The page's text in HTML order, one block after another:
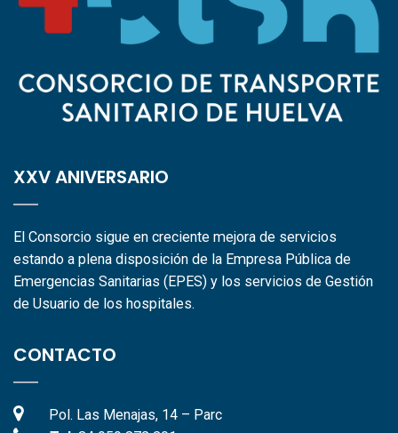
XXV ANIVERSARIO
El Consorcio sigue en creciente mejora de servicios
estando a plena disposición de la Empresa Pública de
Emergencias Sanitarias (EPES) y los servicios de Gestión
de Usuario de los hospitales.
CONTACTO
Pol. Las Menajas, 14 – Parc